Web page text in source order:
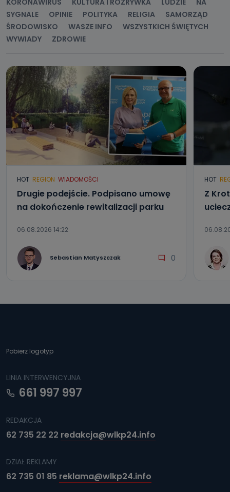
biznesowej działalności.
Jak skontaktować się z inspektorem
danych osobowych?
SYGNALE
OPINIE POLITYKA RELIGIA
SAMORZĄD
ŚRODOWISKO
WASZE INFO
WSZYSTKICH ŚWIĘTYCH
WYWIADY
ZDROWIE
HOT REGION WIADOMOŚCI
Drugie podejście. Podpisano umowę
na dokończenie rewitalizacji parku
06.08.2026 14:22
Sebastian Matyszczak 0
HOT
Z
Pobierz logotyp
LINIA INTERWENCYJNA
661 997 997
REDAKCJA
62 735 22 22 redakcja@wlkp24.info
DZIAŁ REKLAMY
62 735 01 85 reklama@wlkp24.info